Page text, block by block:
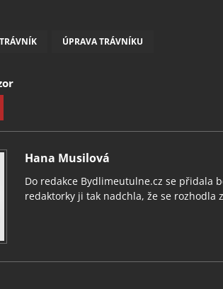
TRÁVNÍK ÚPRAVA TRÁVNÍKU
Hana Musilová
Do redakce Bydlimeutulne.cz se přidala
redaktorky ji tak nadchla, že se rozhodla